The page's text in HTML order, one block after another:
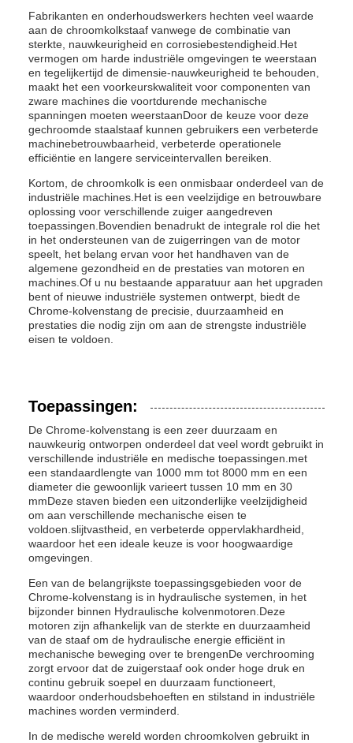
Fabrikanten en onderhoudswerkers hechten veel waarde
aan de chroomkolkstaaf vanwege de combinatie van
sterkte, nauwkeurigheid en corrosiebestendigheid.Het
vermogen om harde industriële omgevingen te weerstaan
en tegelijkertijd de dimensie-nauwkeurigheid te behouden,
maakt het een voorkeurskwaliteit voor componenten van
zware machines die voortdurende mechanische
spanningen moeten weerstaanDoor de keuze voor deze
gechroomde staalstaaf kunnen gebruikers een verbeterde
machinebetrouwbaarheid, verbeterde operationele
efficiëntie en langere serviceintervallen bereiken.
Kortom, de chroomkolk is een onmisbaar onderdeel van de
industriële machines.Het is een veelzijdige en betrouwbare
oplossing voor verschillende zuiger aangedreven
toepassingen.Bovendien benadrukt de integrale rol die het
in het ondersteunen van de zuigerringen van de motor
speelt, het belang ervan voor het handhaven van de
algemene gezondheid en de prestaties van motoren en
machines.Of u nu bestaande apparatuur aan het upgraden
bent of nieuwe industriële systemen ontwerpt, biedt de
Chrome-kolvenstang de precisie, duurzaamheid en
prestaties die nodig zijn om aan de strengste industriële
eisen te voldoen.
Toepassingen:
De Chrome-kolvenstang is een zeer duurzaam en
nauwkeurig ontworpen onderdeel dat veel wordt gebruikt in
verschillende industriële en medische toepassingen.met
een standaardlengte van 1000 mm tot 8000 mm en een
diameter die gewoonlijk varieert tussen 10 mm en 30
mmDeze staven bieden een uitzonderlijke veelzijdigheid
om aan verschillende mechanische eisen te
voldoen.slijtvastheid, en verbeterde oppervlakhardheid,
waardoor het een ideale keuze is voor hoogwaardige
omgevingen.
Een van de belangrijkste toepassingsgebieden voor de
Chrome-kolvenstang is in hydraulische systemen, in het
bijzonder binnen Hydraulische kolvenmotoren.Deze
motoren zijn afhankelijk van de sterkte en duurzaamheid
van de staaf om de hydraulische energie efficiënt in
mechanische beweging over te brengenDe verchrooming
zorgt ervoor dat de zuigerstaaf ook onder hoge druk en
continu gebruik soepel en duurzaam functioneert,
waardoor onderhoudsbehoeften en stilstand in industriële
machines worden verminderd.
In de medische wereld worden chroomkolven gebruikt in